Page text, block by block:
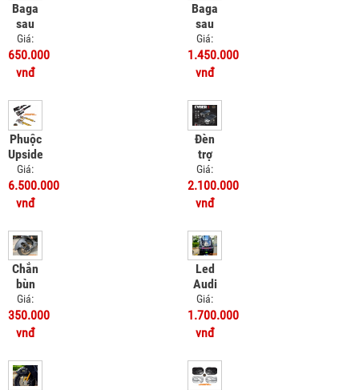
Baga
sau
SRP
Honda
UC3
Giá:
650.000
vnđ
Baga
sau
SRV
Honda
UC3
Giá:
1.450.000
vnđ
Phuộc
Upside
Down
Kingham
Vinfast
Giá:
6.500.000
vnđ
Đèn
trợ
sáng
Bulbtek
Cyber
Giá:
2.100.000
vnđ
Chắn
bùn
sau
MSX -
Chắn
chân
Giá:
350.000
vnđ
Led
Audi
Honda
UC3
Giá:
1.700.000
vnđ